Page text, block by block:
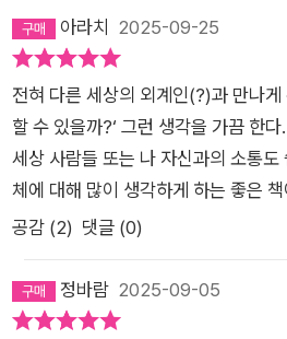
이라고 불릴 만하다. 우리가 일상 세
과 편리함에서 벗어나 기존의 관념을
리는 이 작품들은 집요하게 이유를
증명해내는 에너지로 가득하다. ‘믿
는 신의 얼굴’ ‘살아 있음을 증명할
성’ ‘내가 속한 우주에서 엇갈린 사람
는 물음들을 끈질기게 탐구하며 진실
들의 발걸음에 독자도 자신의 발을 가
은 손쉬운 결론을 내리거나 관념적인
을 읽는 우리 모두를 이러한 탐색의 현
아라치 2025-09-25
전혀 다른 세상의 외계인(?)과 만나게
할 수 있을까?‘ 그런 생각을 가끔 한
세상 사람들 또는 나 자신과의 소통
체에 대해 많이 생각하게 하는 좋은
공감 (2) 댓글 (0)
정바람 2025-09-05